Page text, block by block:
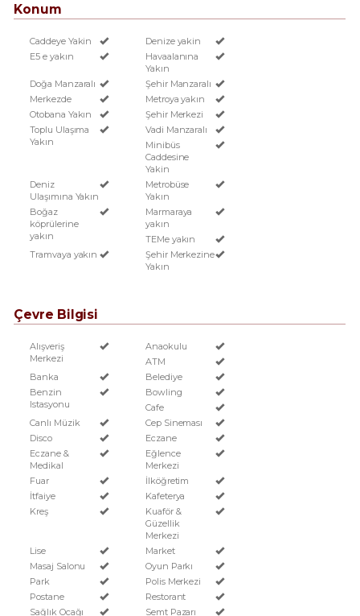
Konum
Caddeye Yakin
Denize yakin
E5 e yakın
Havaalanına
Yakın
Doğa Manzaralı
Şehir Manzaralı
Merkezde
Metroya yakın
Otobana Yakın
Şehir Merkezi
Toplu Ulaşıma
Yakın
Vadi Manzaralı
Minibüs
Caddesine
Yakin
Deniz
Ulaşımına Yakın
Metrobüse
Yakın
Boğaz
köprülerine
yakın
Marmaraya
yakın
TEMe yakın
Tramvaya yakın
Şehir Merkezine
Yakın
Çevre Bilgisi
Alışveriş
Merkezi
Anaokulu
ATM
Banka
Belediye
Benzin
Istasyonu
Bowling
Cafe
Canlı Müzik
Cep Sineması
Disco
Eczane
Eczane &
Medikal
Eğlence
Merkezi
Fuar
İlköğretim
İtfaiye
Kafeterya
Kreş
Kuaför &
Güzellik
Merkezi
Lise
Market
Masaj Salonu
Oyun Parkı
Park
Polis Merkezi
Postane
Restorant
Sağlık Ocağı
Semt Pazarı